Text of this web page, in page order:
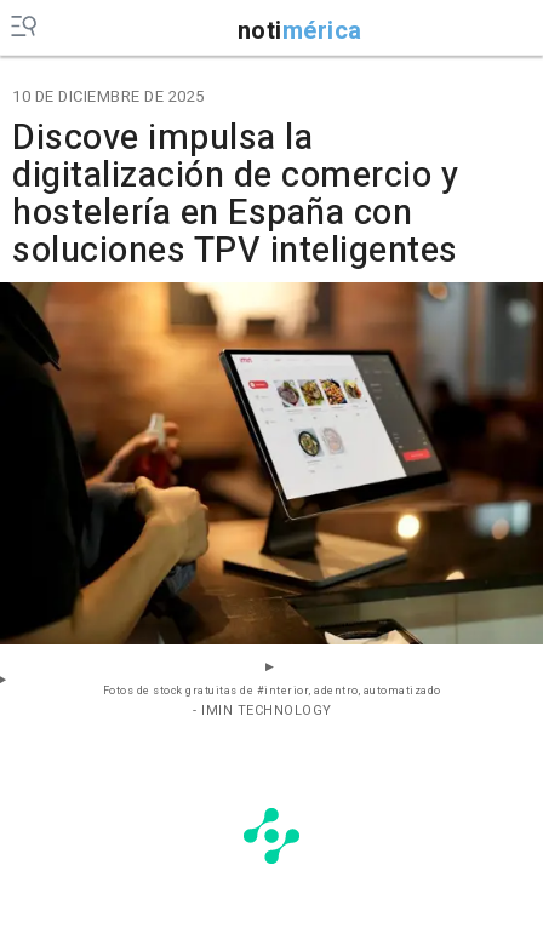
notimérica
10 DE DICIEMBRE DE 2025
Discove impulsa la
digitalización de comercio y
hostelería en España con
soluciones TPV inteligentes
Fotos de stock gratuitas de #interior, adentro, automatizado
- IMIN TECHNOLOGY